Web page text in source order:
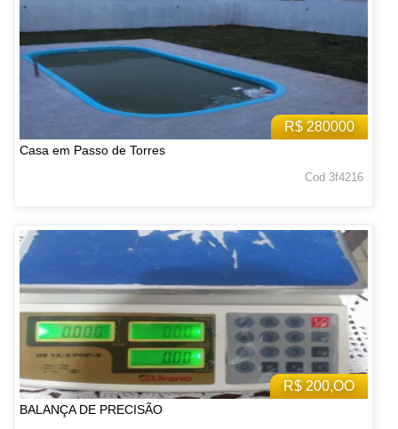
R$ 280000
Casa em Passo de Torres
Cod 3f4216
R$ 200,OO
BALANÇA DE PRECISÃO